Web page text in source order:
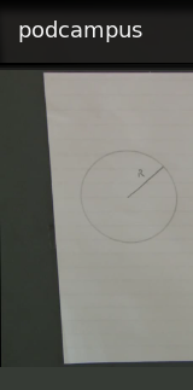
podcampus